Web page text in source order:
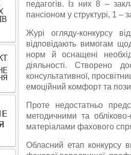
педагогів. Із них 8 –
пансіоном у структурі, 1 –
Журі огляду-конкурсу
відповідають вимогам
норм й оснащені
діяльності. Створено
консультативної,
емоційний комфорт та
Проте недостатньо
методичними та
матеріалами фахового
Обласний етап конкурсу